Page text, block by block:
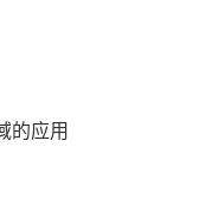
的应用